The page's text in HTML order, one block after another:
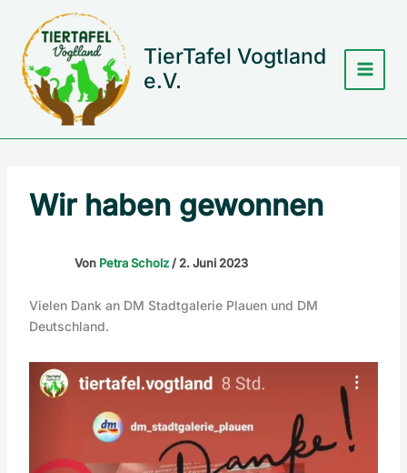
springen
TierTafel Vogtland
e.V.
Wir haben gewonnen
Von Petra Scholz / 2. Juni 2023
Vielen Dank an DM Stadtgalerie Plauen und DM
Deutschland.